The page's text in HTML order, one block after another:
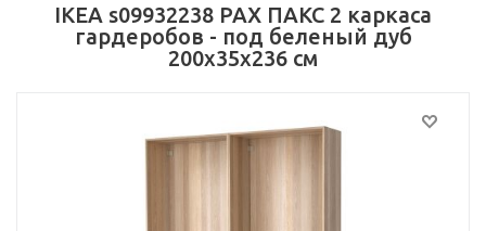
IKEA s09932238 PAX ПАКС 2 каркаса
гардеробов - под беленый дуб
200x35x236 см